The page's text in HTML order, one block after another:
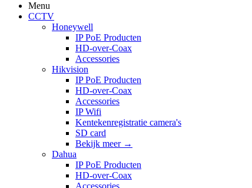
Menu
CCTV
Honeywell
IP PoE Producten
HD-over-Coax
Accessories
Hikvision
IP PoE Producten
HD-over-Coax
Accessories
IP Wifi
Kentekenregistratie camera's
SD card
Bekijk meer →
Dahua
IP PoE Producten
HD-over-Coax
Accessories